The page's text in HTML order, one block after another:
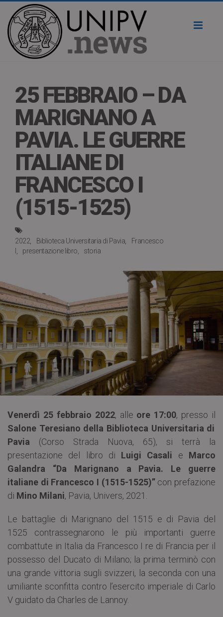
25 FEBBRAIO – DA
MARIGNANO A
PAVIA. LE GUERRE
ITALIANE DI
FRANCESCO I
(1515-1525)
2022 Biblioteca Universitaria di Pavia
Francesco
presentazione libro storia
Venerdì 25 febbraio 2022, alle ore 17:00, presso il
Salone Teresiano della Biblioteca Universitaria di
Pavia (Corso Strada Nuova, 65), si terrà la
presentazione del libro di Luigi Casali e Marco
Galandra “Da Marignano a Pavia. Le guerre
italiane di Francesco I (1515-1525)” con prefazione
di Mino Milani, Pavia, Univers, 2021.
Le battaglie di Marignano del 1515 e di Pavia del
1525 contrassegnarono le più importanti guerre
combattute in Italia da Francesco I re di Francia per il
possesso del Ducato di Milano; la prima terminò con
una grande vittoria sugli svizzeri, la seconda con una
umiliante sconfitta contro l’esercito imperiale di Carlo
V guidato da Charles de Lannoy.